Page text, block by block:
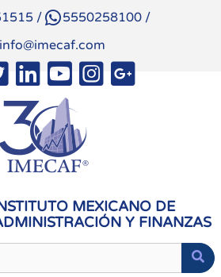
/ 5550258100 /
info@imecaf.com
MEXICANO DE
Y FINANZAS